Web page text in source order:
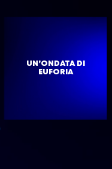
UN’ONDATA DI
EUFORIA